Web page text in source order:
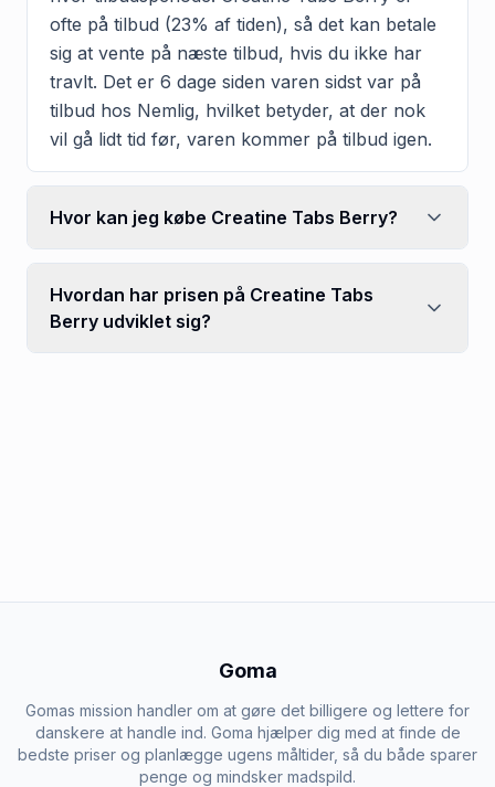
ofte på tilbud (23% af tiden), så det kan betale
sig at vente på næste tilbud, hvis du ikke har
travlt. Det er 6 dage siden varen sidst var på
tilbud hos Nemlig, hvilket betyder, at der nok
vil gå lidt tid før, varen kommer på tilbud igen.
Hvor kan jeg købe Creatine Tabs Berry?
Hvordan har prisen på Creatine Tabs
Berry udviklet sig?
Goma
Gomas mission handler om at gøre det billigere og lettere for
danskere at handle ind. Goma hjælper dig med at finde de
bedste priser og planlægge ugens måltider, så du både sparer
penge og mindsker madspild.